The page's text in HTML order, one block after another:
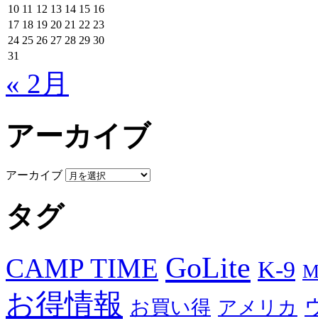
10 11 12 13 14 15 16
17 18 19 20 21 22 23
24 25 26 27 28 29 30
31
« 2月
アーカイブ
アーカイブ
タグ
CAMP TIME GoLite K-9
お得情報 お買い得 アメリカ